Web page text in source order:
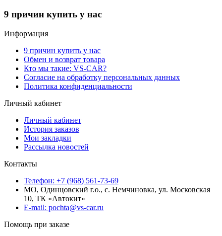
9 причин купить у нас
Информация
9 причин купить у нас
Обмен и возврат товара
Кто мы такие: VS-CAR?
Согласие на обработку персональных данных
Политика конфиденциальности
Личный кабинет
Личный кабинет
История заказов
Мои закладки
Рассылка новостей
Контакты
Телефон: +7 (968) 561-73-69
МО, Одинцовский г.о., с. Немчиновка, ул. Московская
10, ТК «Автокит»
E-mail: pochta@vs-car.ru
Помощь при заказе